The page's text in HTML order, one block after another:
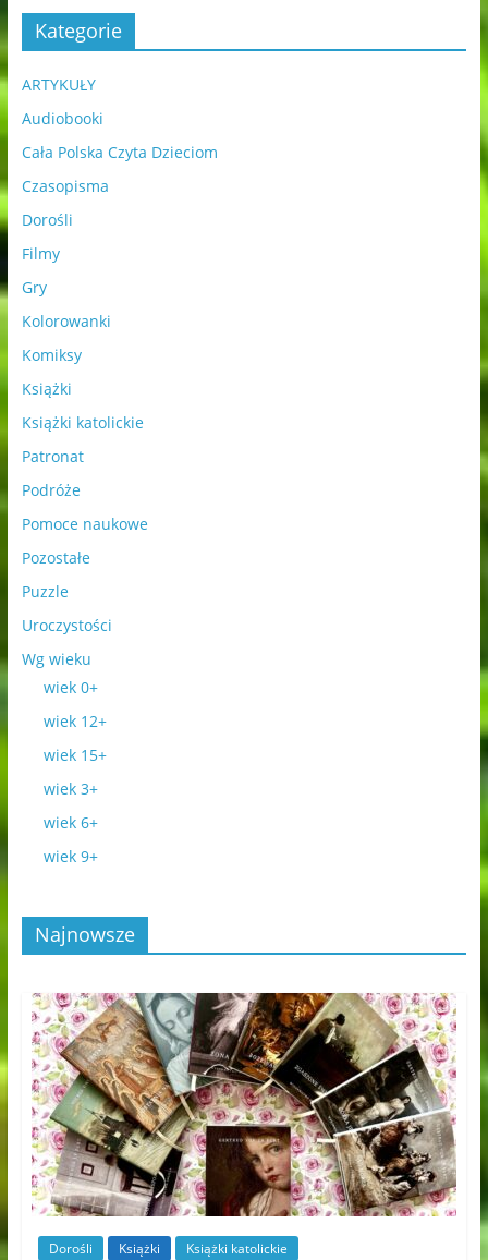
Kategorie
ARTYKUŁY
Audiobooki
Cała Polska Czyta Dzieciom
Czasopisma
Dorośli
Filmy
Gry
Kolorowanki
Komiksy
Książki
Książki katolickie
Patronat
Podróże
Pomoce naukowe
Pozostałe
Puzzle
Uroczystości
Wg wieku
wiek 0+
wiek 12+
wiek 15+
wiek 3+
wiek 6+
wiek 9+
Najnowsze
Dorośli Książki Książki katolickie